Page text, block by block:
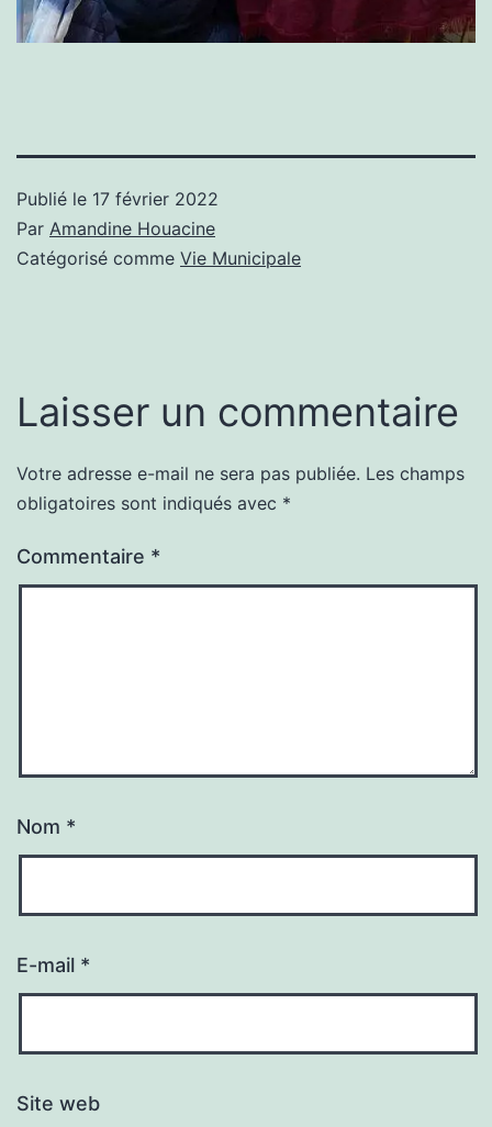
Publié le 17 février 2022
Par Amandine Houacine
Catégorisé comme Vie Municipale
Laisser un commentaire
Votre adresse e-mail ne sera pas publiée. Les champs
obligatoires sont indiqués avec *
Commentaire *
Nom *
E-mail *
Site web